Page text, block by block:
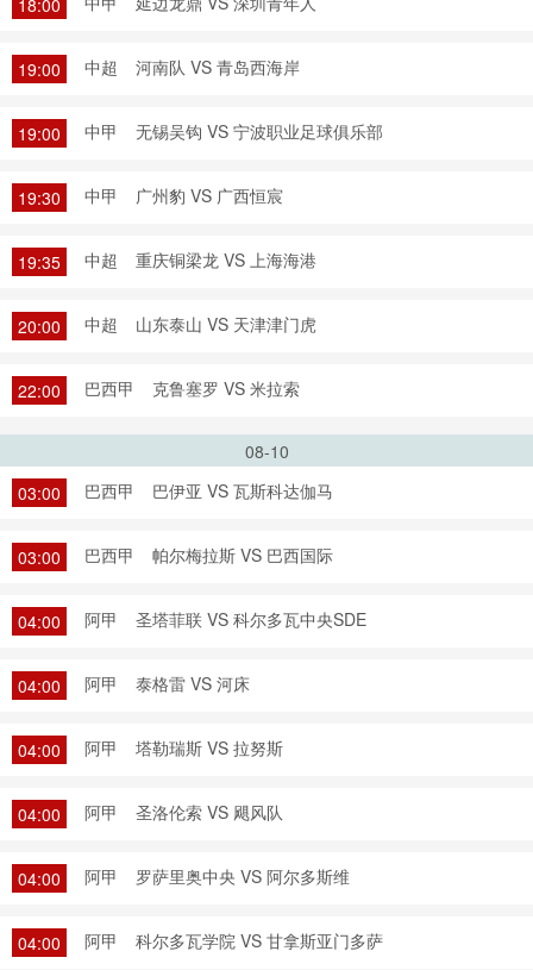
18:00
19:00 中超 河南队 VS 青岛西海岸
19:00 中甲 无锡吴钩 VS 宁波职业足球俱乐部
19:30 中甲 广州豹 VS 广西恒宸
19:35 中超 重庆铜梁龙 VS 上海海港
20:00 中超 山东泰山 VS 天津津门虎
22:00 巴西甲 克鲁塞罗 VS 米拉索
08-10
03:00
巴西甲 巴伊亚 VS 瓦斯科达伽马
03:00 巴西甲 帕尔梅拉斯 VS 巴西国际
04:00 阿甲 圣塔菲联 VS 科尔多瓦中央SDE
04:00 阿甲 泰格雷 VS 河床
04:00 阿甲 塔勒瑞斯 VS 拉努斯
04:00 阿甲 圣洛伦索 VS 飓风队
04:00 阿甲 罗萨里奥中央 VS 阿尔多斯维
04:00 阿甲 科尔多瓦学院 VS 甘拿斯亚门多萨